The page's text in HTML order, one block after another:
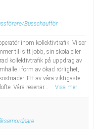
Busschaufför
inom kollektivtrafik. Vi ser
till sitt jobb, sin skola eller
kollektivtrafik på uppdrag av
i form av ökad rörlighet,
Ett av våra viktigaste
Våra resenär...
Visa mer